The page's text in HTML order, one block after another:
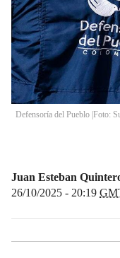
Defensoría del Pueblo |Foto:
Juan Esteban
26/10/2025 - 20:19